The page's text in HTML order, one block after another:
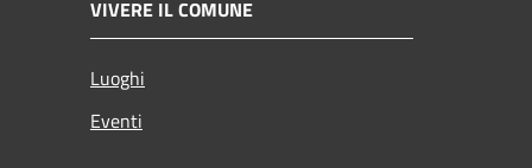
VIVERE IL COMUNE
Luoghi
Eventi